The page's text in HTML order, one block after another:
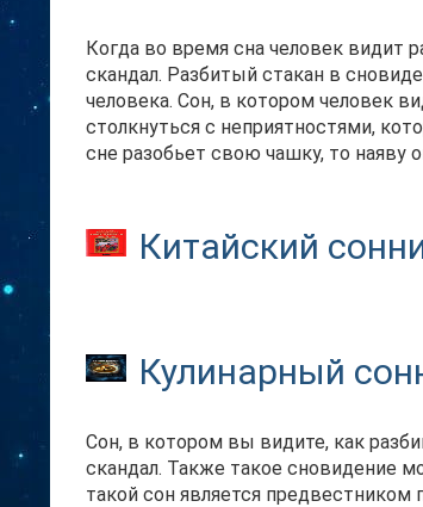
Когда во время сна человек видит
скандал. Разбитый стакан в
человека. Сон, в котором человек
столкнуться с неприятностями,
сне разобьет свою чашку, то наяву
Китайский
Кулинарный
Сон, в котором вы видите, как
скандал. Также такое сновидение
такой сон является предвестником